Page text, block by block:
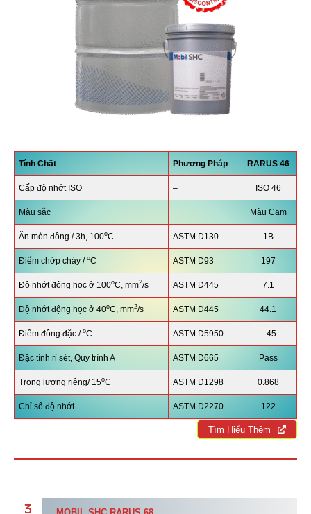
Tính Chất Phương Pháp RARUS 46
Cấp độ nhớt ISO – ISO 46
Màu sắc Màu Cam
Ăn mòn đồng / 3h, 100oC ASTM D130 1B
Điểm chớp cháy / oC ASTM D93 197
Độ nhớt động học ở 100oC, mm2/s ASTM D445 7.1
Độ nhớt động học ở 40oC, mm2/s ASTM D445 44.1
Điểm đông đặc / oC ASTM D5950 – 45
Đặc tính rỉ sét, Quy trình A ASTM D665 Pass
Trọng lượng riêng/ 15oC ASTM D1298 0.868
Chỉ số độ nhớt ASTM D2270 122
Tìm Hiểu Thêm